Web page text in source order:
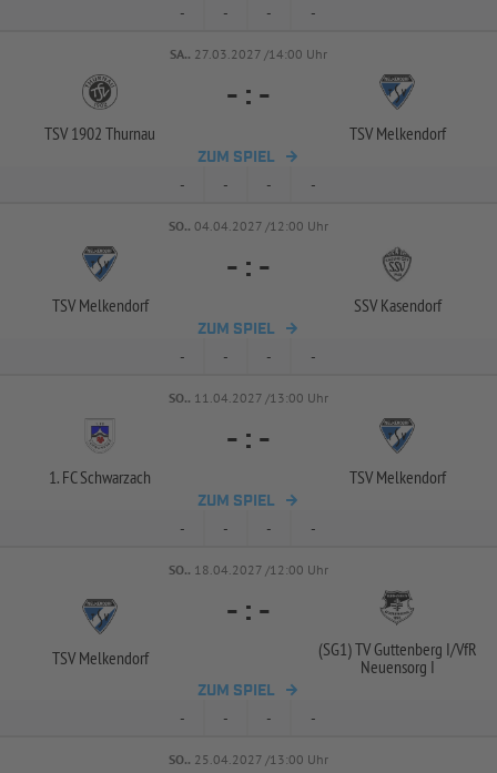
- - - -
SA.. 27.03.2027 /14:00 Uhr
TSV 1902 Thurnau
- : -
TSV Melkendorf
ZUM SPIEL
- - - -
SO.. 04.04.2027 /12:00 Uhr
TSV Melkendorf
- : -
SSV Kasendorf
ZUM SPIEL
- - - -
SO.. 11.04.2027 /13:00 Uhr
1. FC Schwarzach
- : -
TSV Melkendorf
ZUM SPIEL
- - - -
SO.. 18.04.2027 /12:00 Uhr
TSV Melkendorf
- : -
(SG1) TV Guttenberg I/VfR
Neuensorg I
ZUM SPIEL
- - - -
SO.. 25.04.2027 /13:00 Uhr